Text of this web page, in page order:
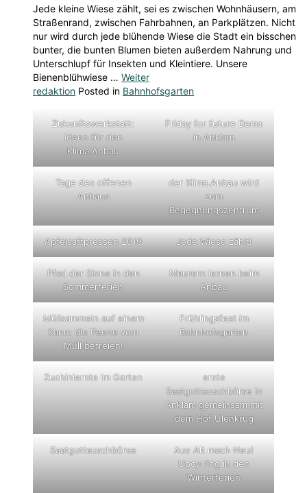
Jede kleine Wiese zählt, sei es zwischen Wohnhäusern, am
Straßenrand, zwischen Fahrbahnen, an Parkplätzen. Nicht
nur wird durch jede blühende Wiese die Stadt ein bisschen
bunter, die bunten Blumen bieten außerdem Nahrung und
Unterschlupf für Insekten und Kleintiere. Unsere
Bienenblühwiese … Weiter
redaktion Posted in Bahnhofsgarten
Zukunftswerkstatt:
Ideen für den
Klima.Anbau
Friday for future Demo
in Anklam
Tage des offenen
Anbaus
der Klima.Anbau wird
zum
Begegnungszentrum
Apfelsaftpressen 2019 Jede Wiese zählt!
Pfad der Sinne in den
Sommerferien
Maurern lernen beim
Anbau
Müllsammeln auf einem
Kanu: die Peene vom
Müll befreien!
Frühlingsfest im
Bahnhofsgarten
Zuchiniernte im Garten
erste
Saatguttauschbörse in
Anklam gemeinsam mit
dem Hof Ulenkrug
Saatguttauschbörse
Aus Alt mach Neu!
Upcycling in den
Winterferien